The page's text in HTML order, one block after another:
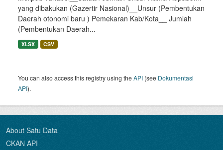
yang dibakukan (Gazertir Nasional)__Unsur (Pembentukan
Daerah otonomi baru ) Pemekaran Kab/Kota__ Jumlah
(Pembentukan Daerah...
XLSX CSV
You can also access this registry using theAPI (see Dokumentasi
API).
About Satu Data
CKAN API